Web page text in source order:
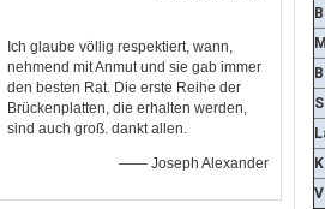
Ich glaube völlig respektiert, wann,
nehmend mit Anmut und sie gab immer
den besten Rat. Die erste Reihe der
Brückenplatten, die erhalten werden,
sind auch groß. dankt allen.
—— Joseph Alexander